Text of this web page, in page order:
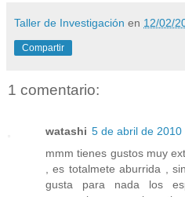
Taller de Investigación en 12/02/
Compartir
1 comentario:
watashi 5 de abril de 2010
mmm tienes gustos muy
, es totalmete aburrida ,
gusta para nada los